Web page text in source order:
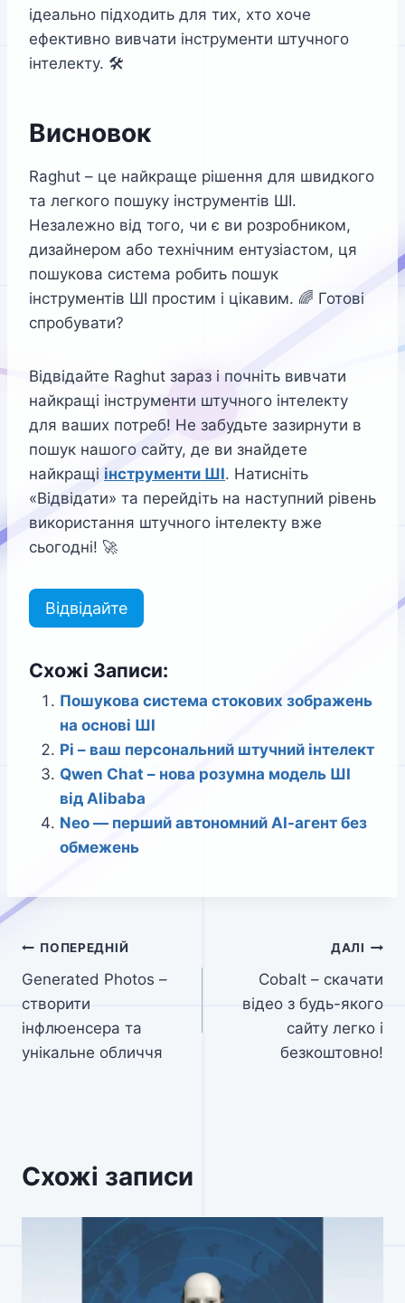
ідеально підходить для тих, хто хоче
ефективно вивчати інструменти штучного
інтелекту. 🛠️
Висновок
Raghut – це найкраще рішення для швидкого
та легкого пошуку інструментів ШІ.
Незалежно від того, чи є ви розробником,
дизайнером або технічним ентузіастом, ця
пошукова система робить пошук
інструментів ШІ простим і цікавим. 🌈 Готові
спробувати?
Відвідайте Raghut зараз і почніть вивчати
найкращі інструменти штучного інтелекту
для ваших потреб! Не забудьте зазирнути в
пошук нашого сайту, де ви знайдете
найкращі інструменти ШІ. Натисніть
«Відвідати» та перейдіть на наступний рівень
використання штучного інтелекту вже
сьогодні! 🚀
Відвідайте
Схожі Записи:
Пошукова система стокових зображень
на основі ШІ
Pi – ваш персональний штучний інтелект
Qwen Chat – нова розумна модель ШІ
від Alibaba
Neo — перший автономний АІ-агент без
обмежень
Навігація
записів
ПОПЕРЕДНІЙ
Generated Photos –
створити
інфлюенсера та
унікальне обличчя
ДАЛІ
Cobalt – скачати
відео з будь-якого
сайту легко і
безкоштовно!
Схожі записи